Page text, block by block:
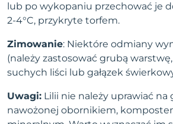
lub po wykopaniu przechować je
2-4°C, przykryte torfem.
Zimowanie: Niektóre odmiany
(należy zastosować grubą warstwę,
suchych liści lub gałązek
Uwagi: Lilii nie należy uprawiać na
nawożonej obornikiem,